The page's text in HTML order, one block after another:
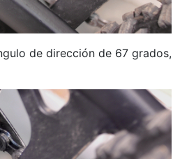
de dirección de 67